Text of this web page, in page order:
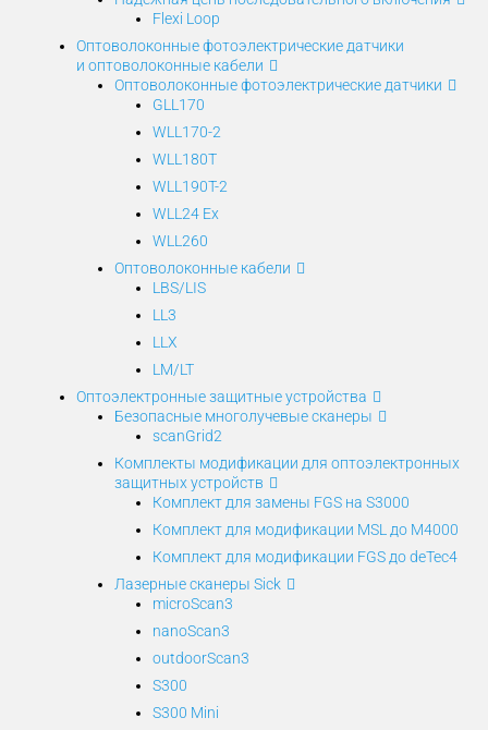
Flexi Loop
Оптоволоконные фотоэлектрические датчики
и оптоволоконные кабели
Оптоволоконные фотоэлектрические датчики
GLL170
WLL170-2
WLL180T
WLL190T-2
WLL24 Ex
WLL260
Оптоволоконные кабели
LBS/LIS
LL3
LLX
LM/LT
Оптоэлектронные защитные устройства
Безопасные многолучевые сканеры
scanGrid2
Комплекты модификации для оптоэлектронных
защитных устройств
Комплект для замены FGS на S3000
Комплект для модификации MSL до M4000
Комплект для модификации FGS до deTec4
Лазерные сканеры Sick
microScan3
nanoScan3
outdoorScan3
S300
S300 Mini